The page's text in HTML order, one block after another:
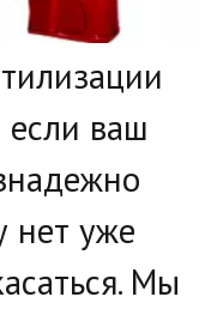
если ваш
нет уже
Мы